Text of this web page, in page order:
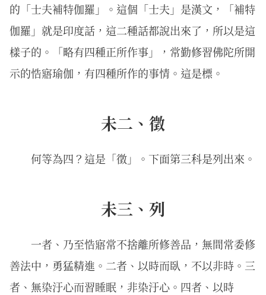
的「士夫補特伽羅」。這個「士夫」是漢文，「補特
伽羅」就是印度話，這二種話都說出來了，所以是這
樣子的。「略有四種正所作事」，常勤修習佛陀所開
示的悎寤瑜伽，有四種所作的事情。這是標。
未二、徵
何等為四？這是「徵」。下面第三科是列出來。
未三、列
一者、乃至悎寤常不捨離所修善品，無間常委修
善法中，勇猛精進。二者、以時而臥，不以非時。三
者、無染汙心而習睡眠，非染汙心。四者、以時